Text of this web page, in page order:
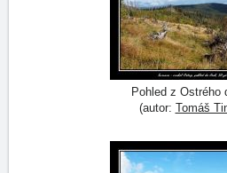
Pohled z Ostrého
(autor: Tomáš